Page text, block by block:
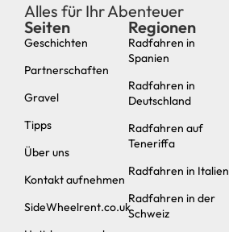
Alles für Ihr Abenteuer
Seiten
Geschichten
Partnerschaften
Gravel
Tipps
Über uns
Kontakt aufnehmen
SideWheelrent.co.uk
Regionen
Radfahren in
Spanien
Radfahren in
Deutschland
Radfahren auf
Teneriffa
Radfahren in Italien
Radfahren in der
Schweiz